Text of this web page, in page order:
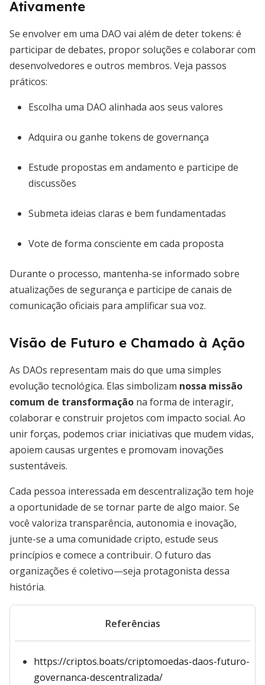
Ativamente
Se envolver em uma DAO vai além de deter tokens: é
participar de debates, propor soluções e colaborar com
desenvolvedores e outros membros. Veja passos
práticos:
Escolha uma DAO alinhada aos seus valores
Adquira ou ganhe tokens de governança
Estude propostas em andamento e participe de
discussões
Submeta ideias claras e bem fundamentadas
Vote de forma consciente em cada proposta
Durante o processo, mantenha-se informado sobre
atualizações de segurança e participe de canais de
comunicação oficiais para amplificar sua voz.
Visão de Futuro e Chamado à Ação
As DAOs representam mais do que uma simples
evolução tecnológica. Elas simbolizam nossa missão
comum de transformação na forma de interagir,
colaborar e construir projetos com impacto social. Ao
unir forças, podemos criar iniciativas que mudem vidas,
apoiem causas urgentes e promovam inovações
sustentáveis.
Cada pessoa interessada em descentralização tem hoje
a oportunidade de se tornar parte de algo maior. Se
você valoriza transparência, autonomia e inovação,
junte-se a uma comunidade cripto, estude seus
princípios e comece a contribuir. O futuro das
organizações é coletivo—seja protagonista dessa
história.
Referências
https://criptos.boats/criptomoedas-daos-futuro-
governanca-descentralizada/